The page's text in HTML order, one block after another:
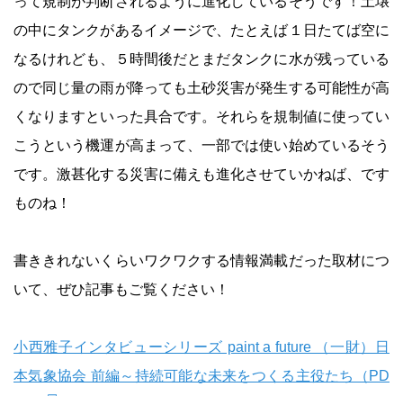
の中にタンクがあるイメージで、たとえば１日たてば空に
なるけれども、５時間後だとまだタンクに水が残っている
ので同じ量の雨が降っても土砂災害が発生する可能性が高
くなりますといった具合です。それらを規制値に使ってい
こうという機運が高まって、一部では使い始めているそう
です。激甚化する災害に備えも進化させていかねば、です
ものね！
書ききれないくらいワクワクする情報満載だった取材につ
いて、ぜひ記事もご覧ください！
小西雅子インタビューシリーズ paint a future （一財）日
本気象協会 前編～持続可能な未来をつくる主役たち（PD